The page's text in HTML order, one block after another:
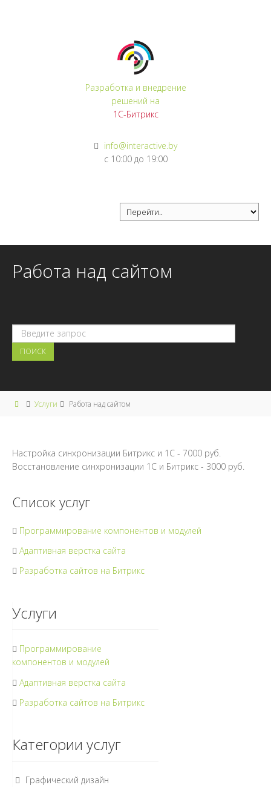
Разработка и внедрение
решений на
1С-Битрикс
info@interactive.by
с 10:00 до 19:00
Работа над сайтом
Услуги Работа над сайтом
Настройка синхронизации Битрикс и 1С - 7000 руб.
Восстановление синхронизации 1С и Битрикс - 3000 руб.
Список услуг
Программирование компонентов и модулей
Адаптивная верстка сайта
Разработка сайтов на Битрикс
Услуги
Программирование
компонентов и модулей
Адаптивная верстка сайта
Разработка сайтов на Битрикс
Категории услуг
Графический дизайн